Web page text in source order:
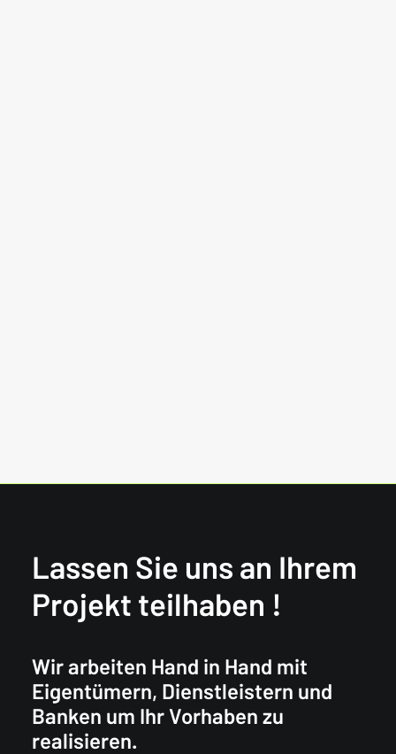
Lassen Sie uns an Ihrem
Projekt teilhaben !
Wir arbeiten Hand in Hand mit
Eigentümern, Dienstleistern und
Banken um Ihr Vorhaben zu
realisieren.